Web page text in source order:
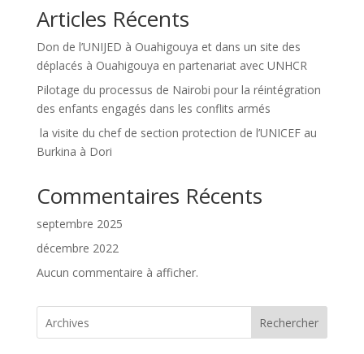
Articles Récents
Don de l’UNIJED à Ouahigouya et dans un site des
déplacés à Ouahigouya en partenariat avec UNHCR
Pilotage du processus de Nairobi pour la réintégration
des enfants engagés dans les conflits armés
la visite du chef de section protection de l’UNICEF au
Burkina à Dori
Commentaires Récents
septembre 2025
décembre 2022
Aucun commentaire à afficher.
Rechercher